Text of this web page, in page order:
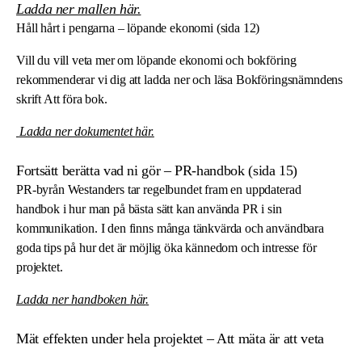
Ladda ner mallen här.
Håll hårt i pengarna – löpande ekonomi (sida 12)
Vill du vill veta mer om löpande ekonomi och bokföring
rekommenderar vi dig att ladda ner och läsa Bokföringsnämndens
skrift Att föra bok.
Ladda ner dokumentethär.
Fortsätt berätta vad ni gör – PR-handbok (sida 15)
PR-byrån Westanders tar regelbundet fram en uppdaterad
handbok i hur man på bästa sätt kan använda PR i sin
kommunikation. I den finns många tänkvärda och användbara
goda tips på hur det är möjlig öka kännedom och intresse för
projektet.
Ladda ner handboken här.
Mät effekten under hela projektet – Att mäta är att veta